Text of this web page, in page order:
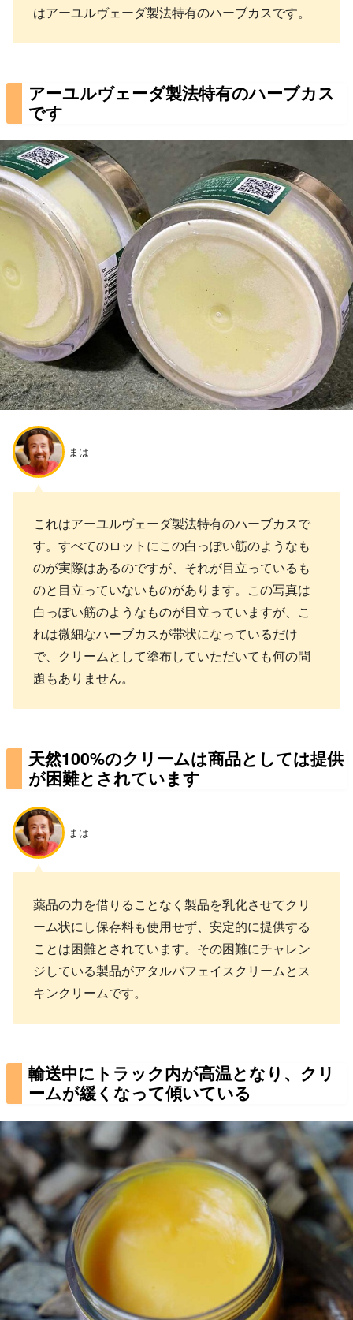
はアーユルヴェーダ製法特有のハーブカスです。
アーユルヴェーダ製法特有のハーブカス
です
まは
これはアーユルヴェーダ製法特有のハーブカスで
す。すべてのロットにこの白っぽい筋のようなも
のが実際はあるのですが、それが目立っているも
のと目立っていないものがあります。この写真は
白っぽい筋のようなものが目立っていますが、こ
れは微細なハーブカスが帯状になっているだけ
で、クリームとして塗布していただいても何の問
題もありません。
天然100%のクリームは商品としては提供
が困難とされています
まは
薬品の力を借りることなく製品を乳化させてクリ
ーム状にし保存料も使用せず、安定的に提供する
ことは困難とされています。その困難にチャレン
ジしている製品がアタルバフェイスクリームとス
キンクリームです。
輸送中にトラック内が高温となり、クリ
ームが緩くなって傾いている